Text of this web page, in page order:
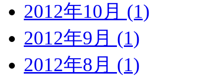
2012年10月 (1)
2012年9月 (1)
2012年8月 (1)